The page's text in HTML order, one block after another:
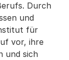
Durch
und
für
vor, ihre
und sich